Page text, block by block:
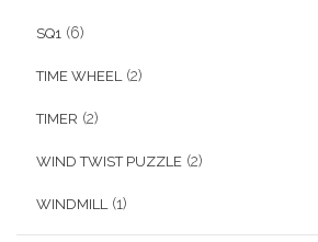
SQ1 (6)
TIME WHEEL (2)
TIMER (2)
WIND TWIST PUZZLE (2)
WINDMILL (1)